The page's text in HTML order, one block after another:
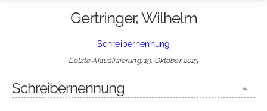
Gertringer, Wilhelm
Schreibernennung
Letzte Aktualisierung: 19. Oktober 2023
Schreibernennung